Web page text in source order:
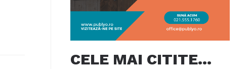
CELE MAI CITITE…